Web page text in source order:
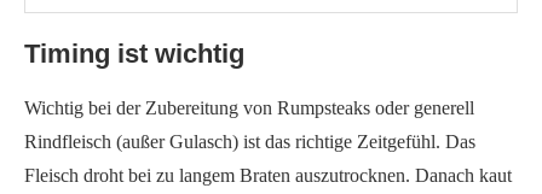
Timing ist wichtig
Wichtig bei der Zubereitung von Rumpsteaks oder generell
Rindfleisch (außer Gulasch) ist das richtige Zeitgefühl. Das
Fleisch droht bei zu langem Braten auszutrocknen. Danach kaut